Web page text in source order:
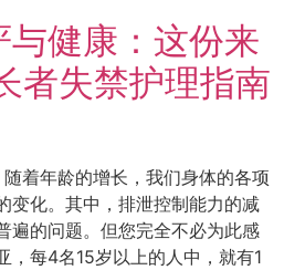
健康：这份来
者失禁护理指南
着年龄的增长，我们身体的各项
变化。其中，排泄控制能力的减
遍的问题。但您完全不必为此感
，每4名15岁以上的人中，就有1